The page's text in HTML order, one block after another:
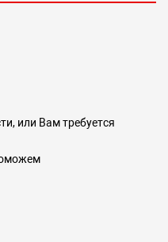
или Вам требуется